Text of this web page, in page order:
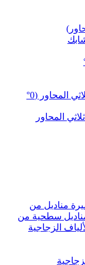
نسيج ثلاثي المحاور طولي ثلاثي المحاور (0°
المحاور
لعام 2021 لحصيرة مناديل من
مناديل سطحية من
الزجاجية